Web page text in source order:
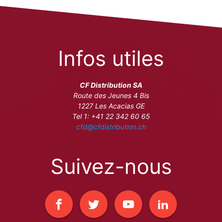
Infos utiles
CF Distribution SA
Route des Jeunes 4 Bis
1227 Les Acacias GE
Tel 1: +41 22 342 60 65
cfd@cfdistribution.ch
Suivez-nous